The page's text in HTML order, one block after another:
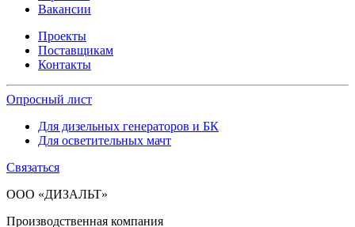
Вакансии
Проекты
Поставщикам
Контакты
Опросный лист
Для дизельных генераторов и БК
Для осветительных мачт
Связаться
ООО «ДИЗАЛЬТ»
Производственная компания